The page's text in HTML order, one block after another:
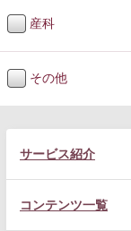
産科
その他
サービス紹介
コンテンツ一覧